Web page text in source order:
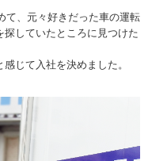
て、元々好きだった車の運転
していたところに見つけた
じて入社を決めました。